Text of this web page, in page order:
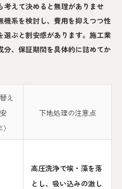
考えて決めると無理がありませ
機系を検討し、費用を抑えつつ性
選ぶと割安感があります。施工業
分、保証期間を具体的に詰めてか
え
下地処理の注意点
高圧洗浄で埃・藻を落
とし、吸い込みの激し